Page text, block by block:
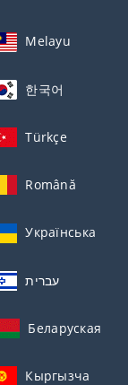
Melayu
한국어
Türkçe
Română
Українська
עברית
Беларуская
Кыргызча